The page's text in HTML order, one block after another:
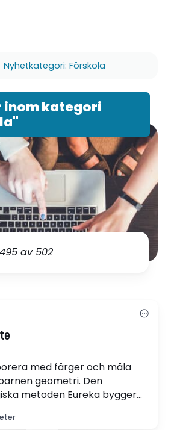
Nyhetkategori: Förskola
inom kategori
av 502
med färger och måla
geometri. Den
metoden Eureka bygger
begrepp.